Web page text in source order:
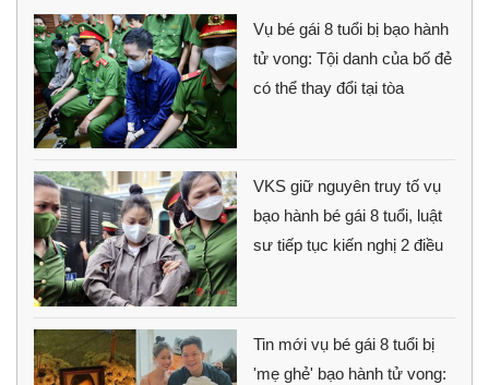
Vụ bé gái 8 tuổi bị bạo hành
tử vong: Tội danh của bố đẻ
có thể thay đổi tại tòa
VKS giữ nguyên truy tố vụ
bạo hành bé gái 8 tuổi, luật
sư tiếp tục kiến nghị 2 điều
Tin mới vụ bé gái 8 tuổi bị
'mẹ ghẻ' bạo hành tử vong: